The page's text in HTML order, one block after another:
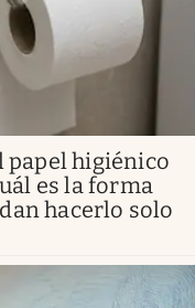
papel higiénico
es la forma
hacerlo solo